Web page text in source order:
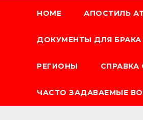
HOME АПОСТИЛЬ
ДОКУМЕНТЫ ДЛЯ БРАКА
РЕГИОНЫ
ЧАСТО ЗАДАВАЕМЫЕ